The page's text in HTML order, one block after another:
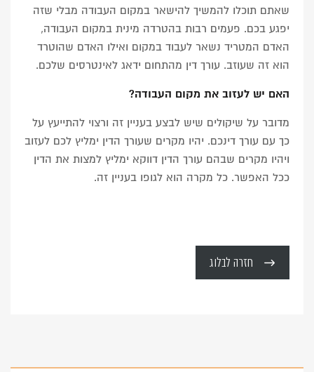
שאתם תוכלו להמשיך להישאר במקום העבודה מבלי שזה
יפגע בכם. פעמים רבות בהטרדה מינית במקום העבודה,
האדם המטריד נשאר לעבוד במקום ואילו האדם שהוטרד
הוא זה שעוזב. עורך דין מהתחום ידאג לאינטרסים שלכם.
האם יש לעזוב את מקום העבודה?
מדובר על שיקולים שיש לבצע בעניין זה ורצוי להתייעץ על
כך עם עורך דינכם. יהיו מקרים שעורך הדין ימליץ לכם לעזוב
ויהיו מקרים שבהם עורך הדין דווקא ימליץ למצות את הדין
ככל האפשר. כל מקרה הוא לגופו בעניין זה.
חזרה לבלוג